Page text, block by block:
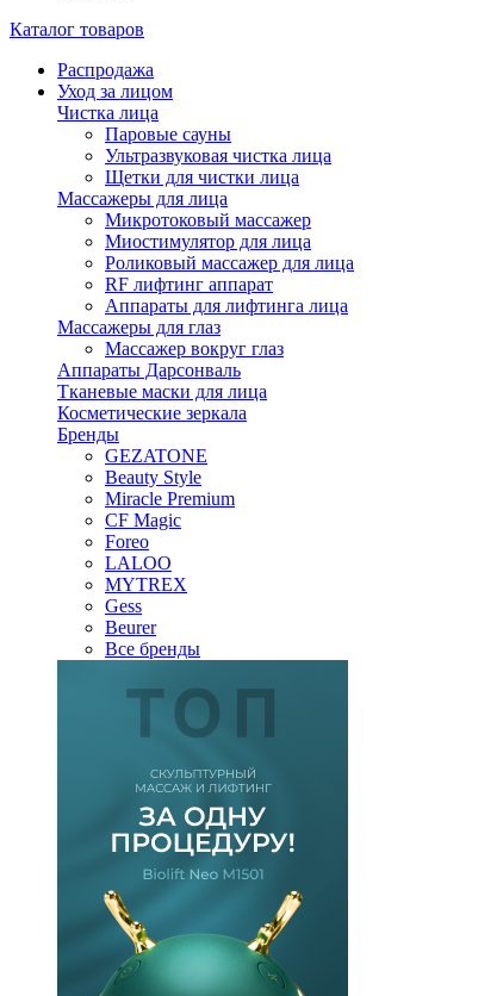
Каталог товаров
Распродажа
Уход за лицом
Чистка лица
Паровые сауны
Ультразвуковая чистка лица
Щетки для чистки лица
Массажеры для лица
Микротоковый массажер
Миостимулятор для лица
Роликовый массажер для лица
RF лифтинг аппарат
Аппараты для лифтинга лица
Массажеры для глаз
Массажер вокруг глаз
Аппараты Дарсонваль
Тканевые маски для лица
Косметические зеркала
Бренды
GEZATONE
Beauty Style
Miracle Premium
CF Magic
Foreo
LALOO
MYTREX
Gess
Beurer
Все бренды